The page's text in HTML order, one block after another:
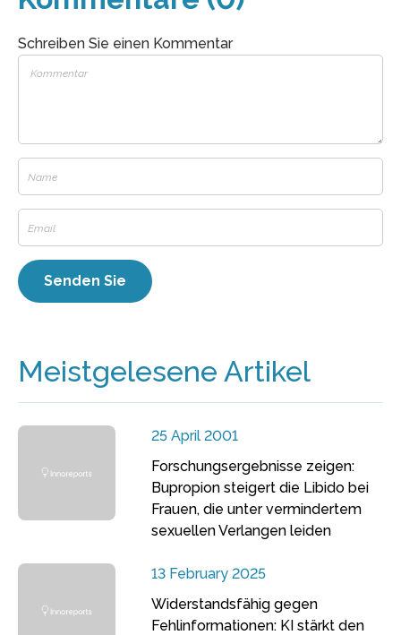
Schreiben Sie einen Kommentar
Meistgelesene Artikel
25 April 2001
Forschungsergebnisse zeigen:
Bupropion steigert die Libido bei
Frauen, die unter vermindertem
sexuellen Verlangen leiden
13 February 2025
Widerstandsfähig gegen
Fehlinformationen: KI stärkt den